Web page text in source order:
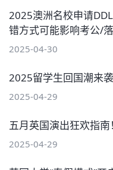
2025澳洲名校申请
错方式可能影响考公/落
2025-04-30
2025留学生回国潮来袭
2025-04-29
五月英国演出狂欢指南！
2025-04-29